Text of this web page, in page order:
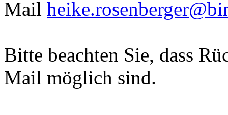
Mail
Bitte beachten Sie, dass
Mail möglich sind.